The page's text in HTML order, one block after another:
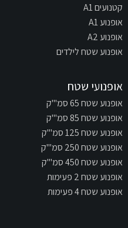
קטנועים A1
אופנוע A1
אופנוע A2
אופנוע שטח לילדים
אופנועי שטח
אופנוע שטח 65 סמ"'ק
אופנוע שטח 85 סמ"'ק
אופנוע שטח 125 סמ"'ק
אופנוע שטח 250 סמ"'ק
אופנוע שטח 450 סמ"'ק
אופנוע שטח 2 פעימות
אופנוע שטח 4 פעימות